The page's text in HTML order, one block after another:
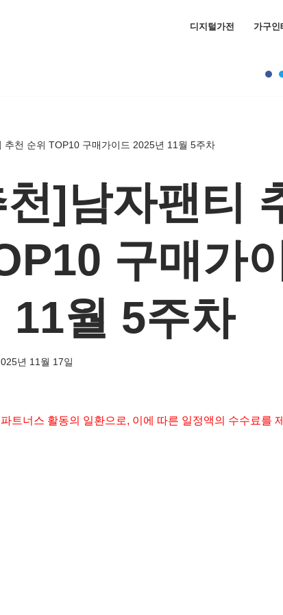
디지털가전 가구인
추천 순위 TOP10 구매가이드 2025년 11월 5주차
]남자팬티
구매가
11월 5주차
년 11월 17일
트너스 활동의 일환으로, 이에 따른 일정액의 수수료를